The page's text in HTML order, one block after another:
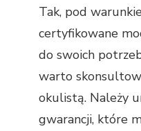
Tak, pod
certyfikowane
do swoich
warto
okulistą. Należy
gwarancji, które